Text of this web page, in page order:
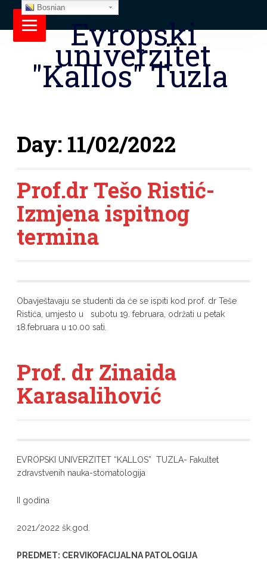
Evropski
univerzitet
"Kallos" Tuzla
Day: 11/02/2022
Prof.dr Tešo Ristić-
Izmjena ispitnog
termina
Obavještavaju se studenti da će se ispiti kod prof. dr Teše
Ristića, umjesto u subotu 19. februara, održati u petak
18.februara u 10.00 sati.
Prof. dr Zinaida
Karasalihović
EVROPSKI UNIVERZITET “KALLOS” TUZLA- Fakultet
zdravstvenih nauka-stomatologija
II godina
2021/2022 šk.god.
PREDMET: CERVIKOFACIJALNA PATOLOGIJA
Bosnian